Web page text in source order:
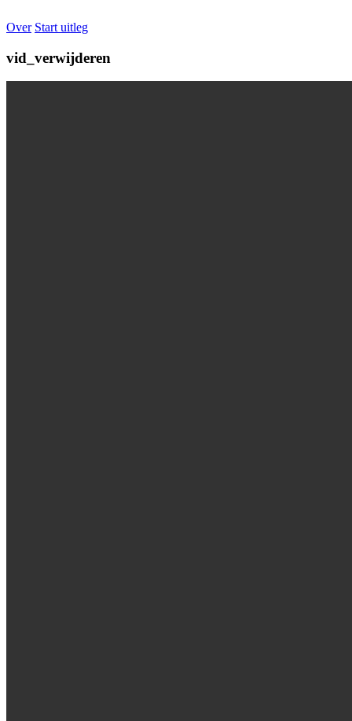
Over Start uitleg
vid_verwijderen